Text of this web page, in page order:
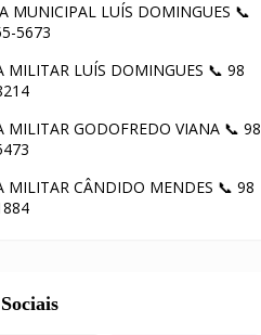
MUNICIPAL LUÍS DOMINGUES 📞
5673
MILITAR LUÍS DOMINGUES 📞 98
MILITAR GODOFREDO VIANA 📞 98
MILITAR CÂNDIDO MENDES 📞 98